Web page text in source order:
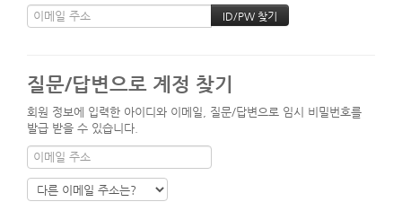
질문/답변으로 계정 찾기
회원 정보에 입력한 아이디와 이메일, 질문/답변으로 임시 비밀번호를
발급 받을 수 있습니다.